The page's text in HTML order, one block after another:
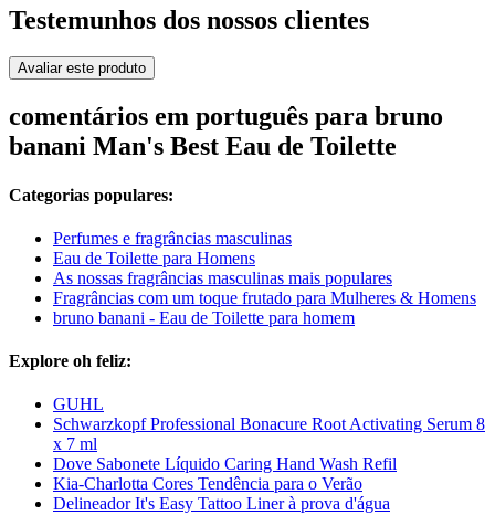
Testemunhos dos nossos clientes
Avaliar este produto
comentários em português para bruno
banani Man's Best Eau de Toilette
Categorias populares:
Perfumes e fragrâncias masculinas
Eau de Toilette para Homens
As nossas fragrâncias masculinas mais populares
Fragrâncias com um toque frutado para Mulheres & Homens
bruno banani - Eau de Toilette para homem
Explore oh feliz:
GUHL
Schwarzkopf Professional Bonacure Root Activating Serum 8
x 7 ml
Dove Sabonete Líquido Caring Hand Wash Refil
Kia-Charlotta Cores Tendência para o Verão
Delineador It's Easy Tattoo Liner à prova d'água